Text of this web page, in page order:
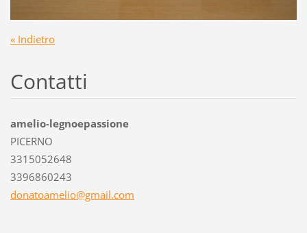
« Indietro
Contatti
amelio-legnoepassione
PICERNO
3315052648
3396860243
donatoamelio@gmail.com